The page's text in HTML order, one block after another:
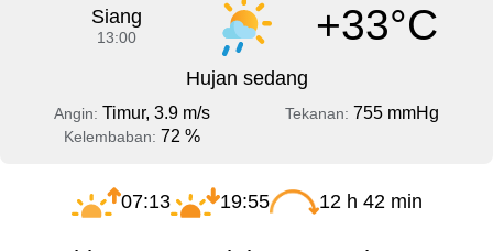
Siang
13:00 +33°C
Hujan sedang
Angin: Timur, 3.9 m/s Tekanan: 755 mmHg
Kelembaban: 72 %
07:13 19:55 12 h 42 min